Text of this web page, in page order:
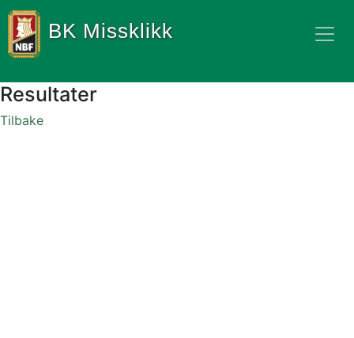
BK Missklikk
Resultater
Tilbake